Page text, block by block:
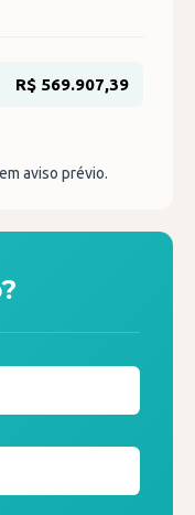
R$ 569.907,39
aviso prévio.